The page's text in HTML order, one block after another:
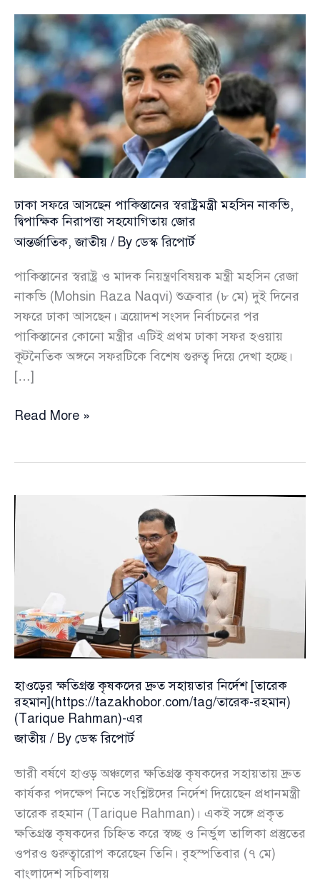
ঢাকা সফরে আসছেন পাকিস্তানের স্বরাষ্ট্রমন্ত্রী মহসিন নাকভি,
দ্বিপাক্ষিক নিরাপত্তা সহযোগিতায় জোর
আন্তর্জাতিক,জাতীয় / By ডেস্ক রিপোর্ট
পাকিস্তানের স্বরাষ্ট্র ও মাদক নিয়ন্ত্রণবিষয়ক মন্ত্রী মহসিন রেজা
নাকভি (Mohsin Raza Naqvi) শুক্রবার (৮ মে) দুই দিনের
সফরে ঢাকা আসছেন। ত্রয়োদশ সংসদ নির্বাচনের পর
পাকিস্তানের কোনো মন্ত্রীর এটিই প্রথম ঢাকা সফর হওয়ায়
কূটনৈতিক অঙ্গনে সফরটিকে বিশেষ গুরুত্ব দিয়ে দেখা হচ্ছে।
[…]
ঢাকা
স্বরাষ্ট্রমন্ত্রী
মহসিন
নাকভি,
দ্বিপাক্ষিক
নিরাপত্তা
জোর
Read More »
হাওড়ের ক্ষতিগ্রস্ত কৃষকদের দ্রুত সহায়তার নির্দেশ [তারেক
রহমান](https://tazakhobor.com/tag/তারেক-রহমান)
(Tarique Rahman)-এর
জাতীয় / By ডেস্ক রিপোর্ট
ভারী বর্ষণে হাওড় অঞ্চলের ক্ষতিগ্রস্ত কৃষকদের সহায়তায় দ্রুত
কার্যকর পদক্ষেপ নিতে সংশ্লিষ্টদের নির্দেশ দিয়েছেন প্রধানমন্ত্রী
তারেক রহমান (Tarique Rahman)। একই সঙ্গে প্রকৃত
ক্ষতিগ্রস্ত কৃষকদের চিহ্নিত করে স্বচ্ছ ও নির্ভুল তালিকা প্রস্তুতের
ওপরও গুরুত্বারোপ করেছেন তিনি। বৃহস্পতিবার (৭ মে)
বাংলাদেশ সচিবালয়